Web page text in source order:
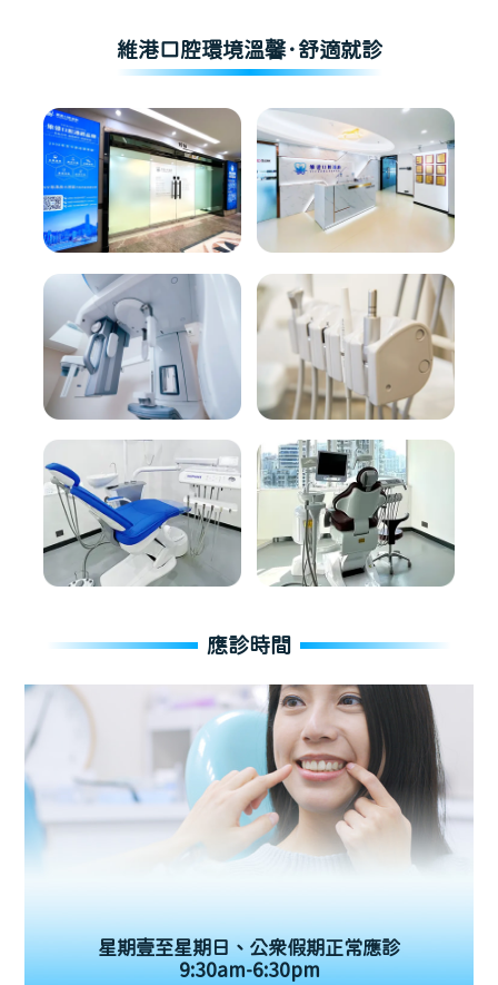
維港口腔環境溫馨·舒適就診
應診時間
星期壹至星期日、公眾假期正常應診
9:30am-6:30pm